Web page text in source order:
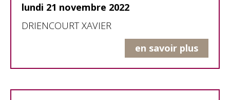
lundi 21 novembre 2022
DRIENCOURT XAVIER
en savoir plus